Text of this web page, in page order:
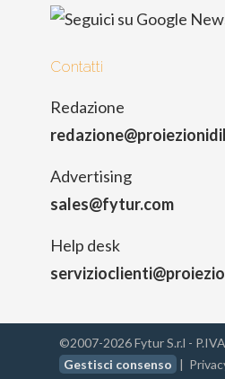
Contatti
Redazione
Advertising
sales@fytur.com
Help desk
©2007-2026 Fytur S.r.l -
Gestisci consenso |